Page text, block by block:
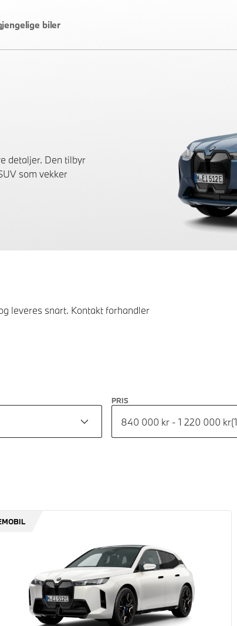
biler
detaljer. Den tilbyr
som vekker
leveres snart. Kontakt forhandler
PRIS
840 000 kr - 1 220 000 kr(1